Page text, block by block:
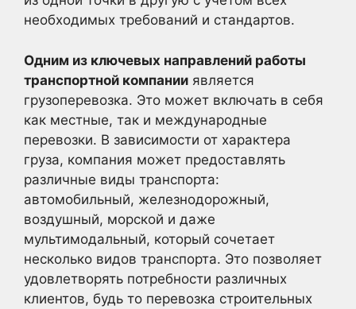
необходимых требований и стандартов.
Одним из ключевых направлений работы
транспортной компании является
грузоперевозка. Это может включать в себя
как местные, так и международные
перевозки. В зависимости от характера
груза, компания может предоставлять
различные виды транспорта:
автомобильный, железнодорожный,
воздушный, морской и даже
мультимодальный, который сочетает
несколько видов транспорта. Это позволяет
удовлетворять потребности различных
клиентов, будь то перевозка строительных